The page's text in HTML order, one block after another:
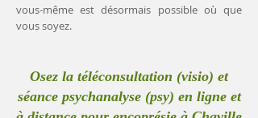
vous-même est désormais possible où que
vous soyez.
Osez la téléconsultation (visio) et
séance psychanalyse (psy) en ligne et